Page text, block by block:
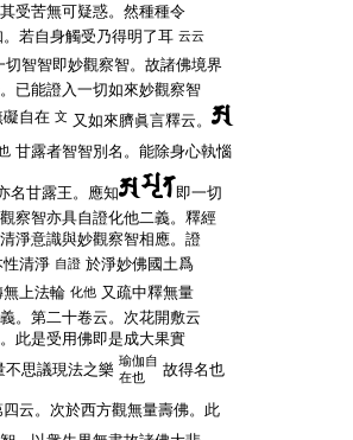
受苦無可疑惑。然種種令
若自身觸受乃得明了耳 云云
切智智即妙觀察智。故諸佛境界
已能證入一切如來妙觀察智
礙自在 文 又如來臍眞言釋云。
甘露者智智別名。能除身心執惱
名甘露王。應知
即一切
察智亦具自證化他二義。釋經
淨意識與妙觀察智相應。證
性清淨 自證 於淨妙佛國土爲
上法輪 化他 又疏中釋無量
。第二十卷云。次花開敷云
此是受用佛即是成大果實
不思議現法之樂 瑜伽自
在也
故得名也
四云。次於西方觀無量壽佛。此